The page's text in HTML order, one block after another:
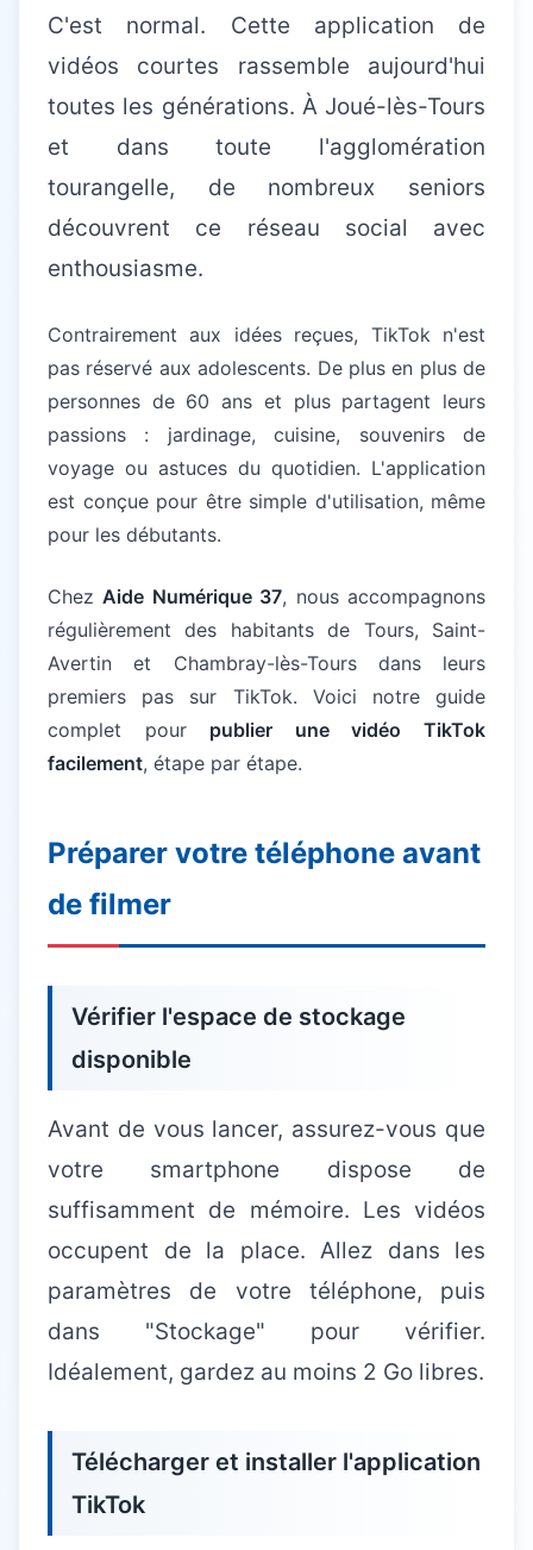
C'est normal. Cette application de
vidéos courtes rassemble aujourd'hui
toutes les générations. À Joué-lès-Tours
et dans toute l'agglomération
tourangelle, de nombreux seniors
découvrent ce réseau social avec
enthousiasme.
Contrairement aux idées reçues, TikTok n'est
pas réservé aux adolescents. De plus en plus de
personnes de 60 ans et plus partagent leurs
passions : jardinage, cuisine, souvenirs de
voyage ou astuces du quotidien. L'application
est conçue pour être simple d'utilisation, même
pour les débutants.
ChezAide Numérique 37, nous accompagnons
régulièrement des habitants de Tours, Saint-
Avertin et Chambray-lès-Tours dans leurs
premiers pas sur TikTok. Voici notre guide
complet pour publier une vidéo TikTok
facilement, étape par étape.
Préparer votre téléphone avant
de filmer
Vérifier l'espace de stockage
disponible
Avant de vous lancer, assurez-vous que
votre smartphone dispose de
suffisamment de mémoire. Les vidéos
occupent de la place. Allez dans les
paramètres de votre téléphone, puis
dans "Stockage" pour vérifier.
Idéalement, gardez au moins 2 Go libres.
Télécharger et installer l'application
TikTok